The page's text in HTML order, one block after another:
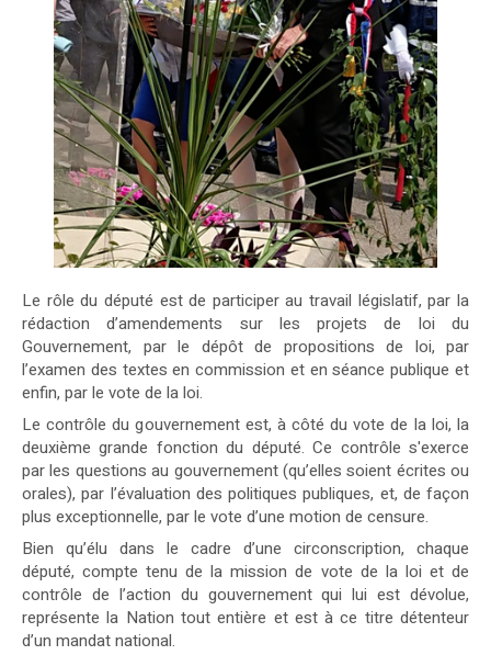
Le rôle du député est de participer au travail législatif, par la
rédaction d’amendements sur les projets de loi du
Gouvernement, par le dépôt de propositions de loi, par
l’examen des textes en commission et en séance publique et
enfin, par le vote de la loi.
Le contrôle du gouvernement est, à côté du vote de la loi, la
deuxième grande fonction du député. Ce contrôle s'exerce
par les questions au gouvernement (qu’elles soient écrites ou
orales), par l’évaluation des politiques publiques, et, de façon
plus exceptionnelle, par le vote d’une motion de censure.
Bien qu’élu dans le cadre d’une circonscription, chaque
député, compte tenu de la mission de vote de la loi et de
contrôle de l’action du gouvernement qui lui est dévolue,
représente la Nation tout entière et est à ce titre détenteur
d’un mandat national.